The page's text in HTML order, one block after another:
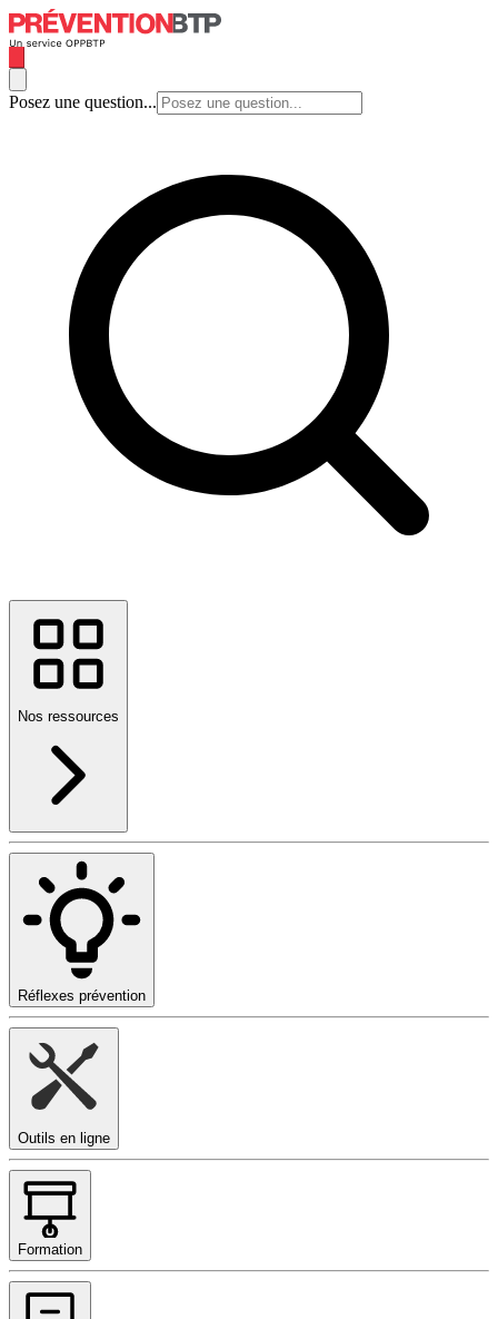
Posez une question...
Nos ressources
Réflexes prévention
Outils en ligne
Formation